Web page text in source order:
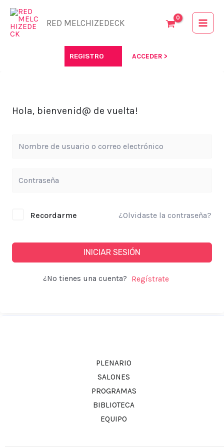
contenido
RED MELCHIZEDECK
REGISTRO ACCEDER >
Hola, bienvenid@ de vuelta!
Alternative:
Recordarme ¿Olvidaste la contraseña?
INICIAR SESIÓN
¿No tienes una cuenta?
PLENARIO
SALONES
PROGRAMAS
BIBLIOTECA
EQUIPO